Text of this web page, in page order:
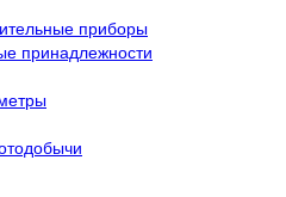
приборы
принадлежности